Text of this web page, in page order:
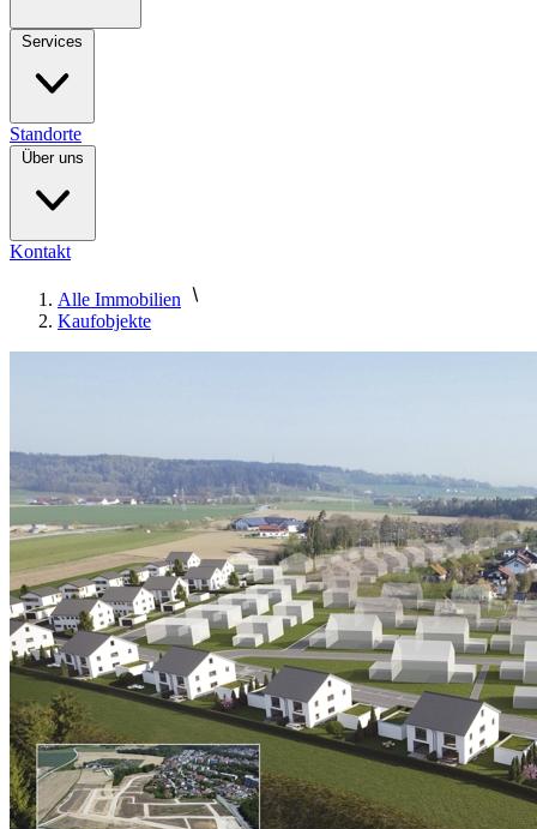
Services
Standorte
Über uns
Kontakt
Alle Immobilien
Kaufobjekte